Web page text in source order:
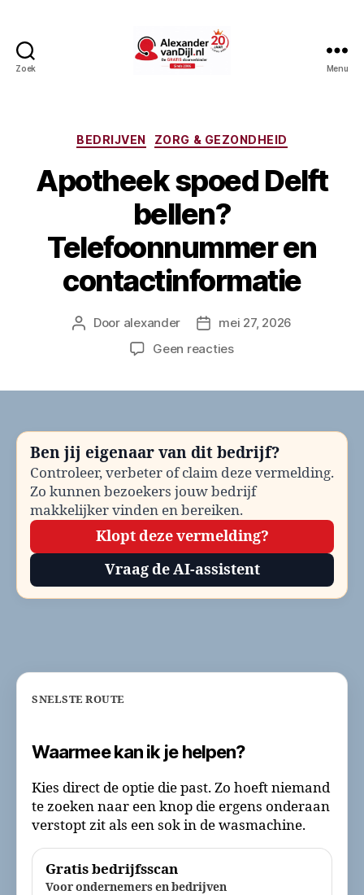
Zoek Menu
Categorieën
BEDRIJVEN ZORG & GEZONDHEID
Apotheek spoed Delft
bellen?
Telefoonnummer en
contactinformatie
Berichtauteur
Door alexander Berichtdatum
mei 27, 2026
Geen reactiesop
Telefoonnummer
en
contactinformatie
Ben jij eigenaar van dit bedrijf?
Controleer, verbeter of claim deze vermelding.
Zo kunnen bezoekers jouw bedrijf
makkelijker vinden en bereiken.
Klopt deze vermelding?
Vraag de AI-assistent
SNELSTE ROUTE
Waarmee kan ik je helpen?
Kies direct de optie die past. Zo hoeft niemand
te zoeken naar een knop die ergens onderaan
verstopt zit als een sok in de wasmachine.
Gratis bedrijfsscan
Voor ondernemers en bedrijven